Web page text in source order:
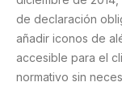
de declaración
añadir iconos de
accesible para el
normativo sin